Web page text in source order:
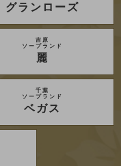
グランローズ
吉原
ソープランド
麗
千葉
ソープランド
ベガス